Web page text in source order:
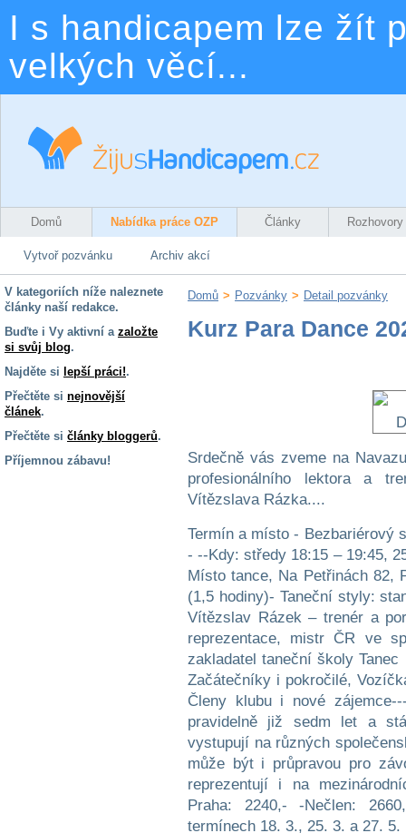
I s handicapem lze žít
velkých věcí...
Domů Nabídka práce OZP Články Rozhovory
Vytvoř pozvánku Archiv akcí
V kategoriích níže naleznete
články naší redakce.
Buďte i Vy aktivní a založte
si svůj blog.
Najděte si lepší práci!.
Přečtěte si nejnovější
článek.
Přečtěte si články bloggerů.
Příjemnou zábavu!
Domů > Pozvánky > Detail pozvánky
Kurz Para Dance
Srdečně vás zveme na
profesionálního lektora a
Vítězslava Rázka....
Termín a místo - Bezbariérový
- --Kdy: středy 18:15 – 19:45,
Místo tance, Na Petřinách 82,
(1,5 hodiny)- Taneční styly:
Vítězslav Rázek – trenér a
reprezentace, mistr ČR ve
zakladatel taneční školy
Začátečníky i pokročilé,
Členy klubu i nové
pravidelně již sedm let a
vystupují na různých
může být i průpravou pro
reprezentují i na
Praha: 2240,- -Nečlen:
termínech 18. 3., 25. 3. a 27.